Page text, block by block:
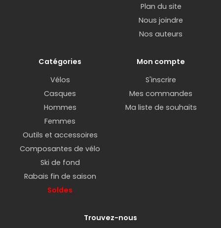
Plan du site
Nous joindre
Nos auteurs
Catégories
Vélos
Casques
Hommes
Femmes
Outils et accessoires
Composantes de vélo
Ski de fond
Rabais fin de saison
Soldes
Mon compte
S'inscrire
Mes commandes
Ma liste de souhaits
Trouvez-nous